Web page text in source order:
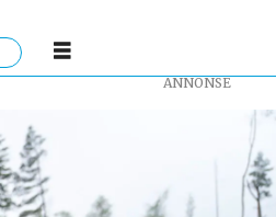
ANNONSE